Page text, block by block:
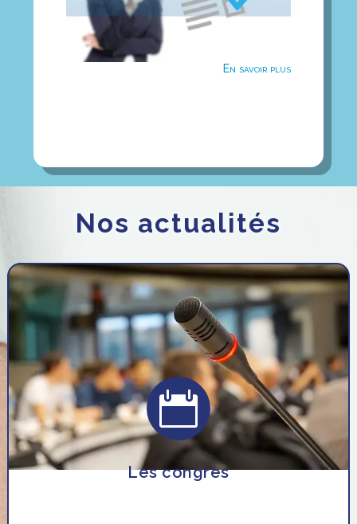
En savoir plus
Nos actualités

Les congrès